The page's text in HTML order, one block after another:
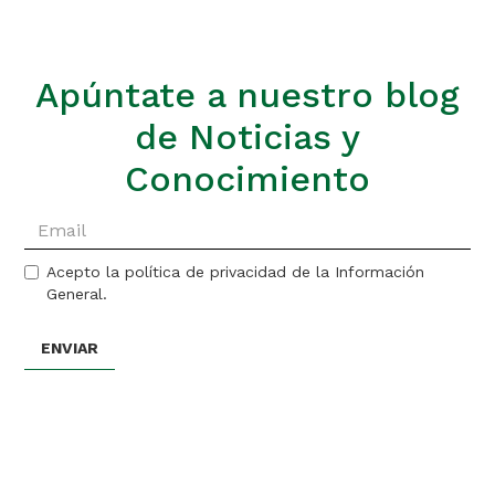
Apúntate a nuestro blog
de Noticias y
Conocimiento
Acepto la política de privacidad de la Información
General.